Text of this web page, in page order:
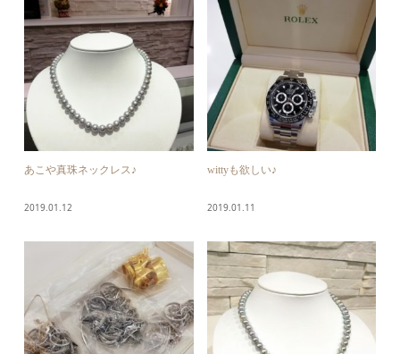
あこや真珠ネックレス♪
2019.01.12
wittyも欲しい♪
2019.01.11